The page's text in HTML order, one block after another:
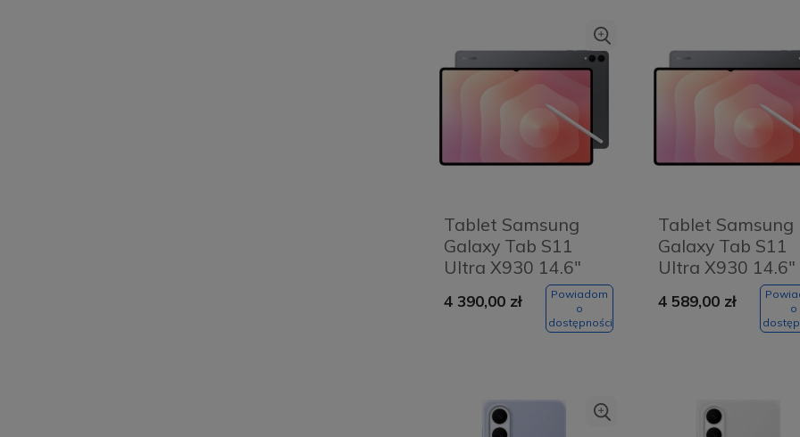
Tablet Samsung
Galaxy Tab S11
Ultra X930 14.6"
Wi-Fi 12/256GB
Szary - Grey
4 390,00 zł
Powiadom
o
dostępności
Tablet Samsung
Galaxy Tab S11
Ultra X930 14.6"
Wi-Fi 12/512GB
Szary - Grey
4 589,00 zł
o